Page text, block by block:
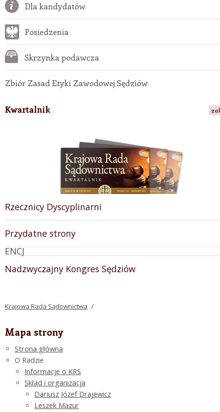
Dla kandydatów
Posiedzenia
Skrzynka podawcza
Zbiór Zasad Etyki Zawodowej Sędziów
Kwartalnik
Rzecznicy Dyscyplinarni
Przydatne strony
ENCJ
Nadzwyczajny Kongres Sędziów
Krajowa Rada Sądownictwa /
Mapa strony
Strona główna
O Radzie
Informacje o KRS
Skład i organizacja
Dariusz Józef Drajewicz
Leszek Mazur